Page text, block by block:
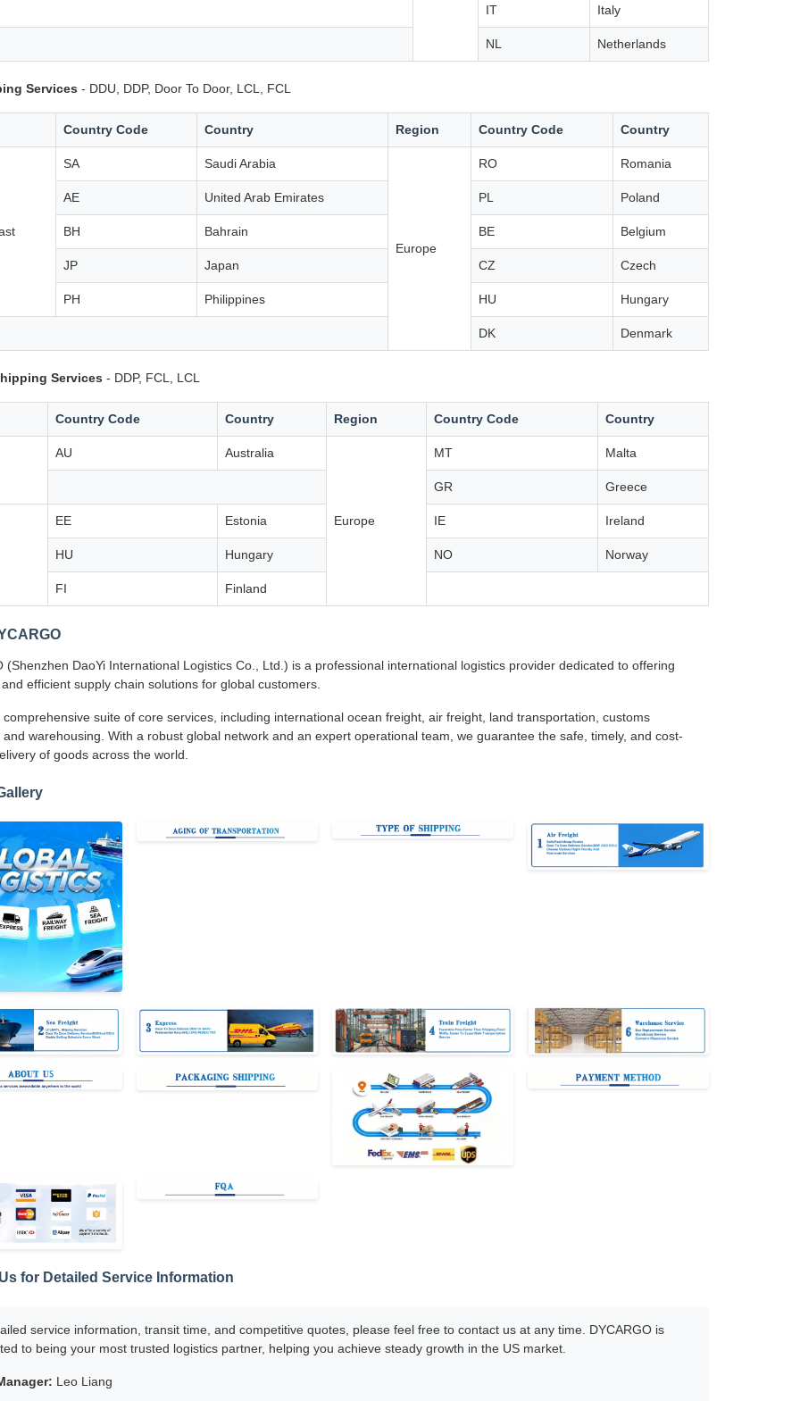
IT Italy
NL Netherlands
Services - DDU, DDP, Door To Door, LCL, FCL
Country Code Country Region Country Code Country
SA Saudi Arabia
Europe
RO Romania
AE United Arab Emirates PL Poland
BH Bahrain BE Belgium
JP Japan CZ Czech
PH Philippines HU Hungary
DK Denmark
Services - DDP, FCL, LCL
Country Code Country Region Country Code Country
AU Australia
Europe
MT Malta
GR Greece
EE Estonia IE Ireland
HU Hungary NO Norway
FI Finland
(Shenzhen DaoYi International Logistics Co., Ltd.) is a professional international logistics provider dedicated to offering
efficient supply chain solutions for global customers.
comprehensive suite of core services, including international ocean freight, air freight, land transportation, customs
warehousing. With a robust global network and an expert operational team, we guarantee the safe, timely, and cost-
of goods across the world.
for Detailed Service Information
service information, transit time, and competitive quotes, please feel free to contact us at any time. DYCARGO is
to being your most trusted logistics partner, helping you achieve steady growth in the US market.
Leo Liang